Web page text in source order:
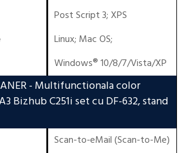
Post Script 3; XPS
Linux; Mac OS;
Windows® 10/8/7/Vista/XP
- Multifunctionala color
Bizhub C251i set cu DF-632, stand
Scan-to-eMail (Scan-to-Me)